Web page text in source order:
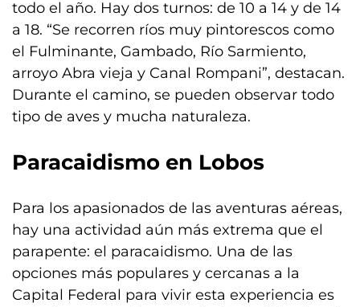
todo el año. Hay dos turnos: de 10 a 14 y de 14
a 18. “Se recorren ríos muy pintorescos como
el Fulminante, Gambado, Río Sarmiento,
arroyo Abra vieja y Canal Rompani”, destacan.
Durante el camino, se pueden observar todo
tipo de aves y mucha naturaleza.
Paracaidismo en Lobos
Para los apasionados de las aventuras aéreas,
hay una actividad aún más extrema que el
parapente: el paracaidismo. Una de las
opciones más populares y cercanas a la
Capital Federal para vivir esta experiencia es